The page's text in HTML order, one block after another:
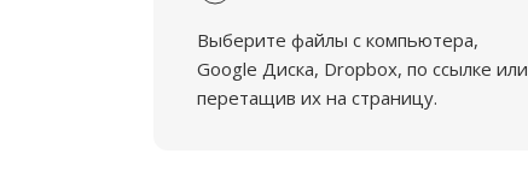
Выберите файлы с компьютера,
Google Диска, Dropbox, по ссылке или
перетащив их на страницу.